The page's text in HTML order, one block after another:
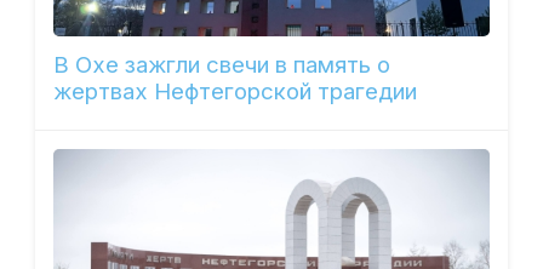
В Охе зажгли свечи в память о
жертвах Нефтегорской трагедии